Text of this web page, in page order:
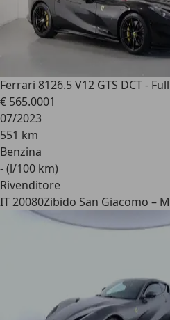
Ferrari 8126.5 V12 GTS DCT -
€ 565.0001
07/2023
551 km
Benzina
- (l/100 km)
Rivenditore
IT 20080Zibido San Giacomo –